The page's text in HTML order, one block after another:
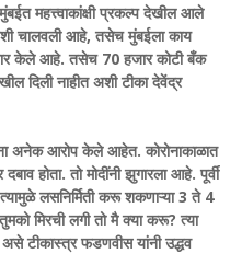
महत्त्वाकांक्षी प्रकल्प देखील आले
चालवली आहे, तसेच मुंबईला काय
केले आहे. तसेच 70 हजार कोटी बँक
दिली नाहीत अशी टीका देवेंद्र
अनेक आरोप केले आहेत. कोरोनाकाळात
होता. तो मोदींनी झुगारला आहे. पूर्वी
लसनिर्मिती करू शकणाऱ्या 3 ते 4
मिरची लगी तो मै क्या करू? त्या
टीकास्त्र फडणवीस यांनी उद्धव